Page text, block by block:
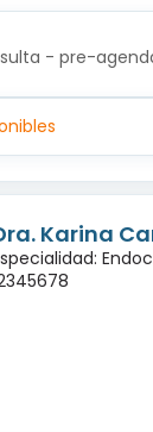
- pre-
Karina